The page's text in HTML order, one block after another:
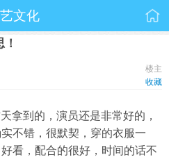
文化
楼主
收藏
拿到的，演员还是非常好的，
不错，很默契，穿的衣服一
看，配合的很好，时间的话不